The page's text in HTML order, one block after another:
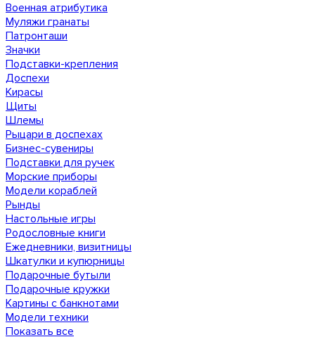
Военная атрибутика
Муляжи гранаты
Патронташи
Значки
Подставки-крепления
Доспехи
Кирасы
Щиты
Шлемы
Рыцари в доспехах
Бизнес-сувениры
Подставки для ручек
Морские приборы
Модели кораблей
Рынды
Настольные игры
Родословные книги
Ежедневники, визитницы
Шкатулки и купюрницы
Подарочные бутыли
Подарочные кружки
Картины с банкнотами
Модели техники
Показать все